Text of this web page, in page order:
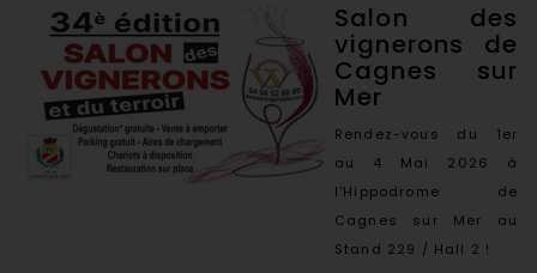
Salon des
vignerons de
Cagnes sur
Mer
Rendez-vous du 1er
au 4 Mai 2026 à
l'Hippodrome de
Cagnes sur Mer au
Stand 229 / Hall 2 !